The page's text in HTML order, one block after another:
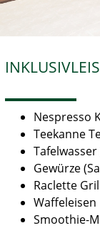
Nespresso
Teekanne
Gewürze
Raclette
Waffeleisen
Smoothie-